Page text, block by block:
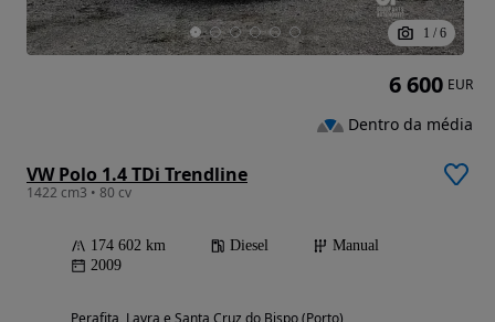
1 / 6
VW Polo 1.4 TDi Trendline
1422 cm3 • 80 cv
174 602 km Diesel
Manual
2009
Perafita, Lavra e Santa Cruz do Bispo (Porto)
6 600 EUR
Dentro da média